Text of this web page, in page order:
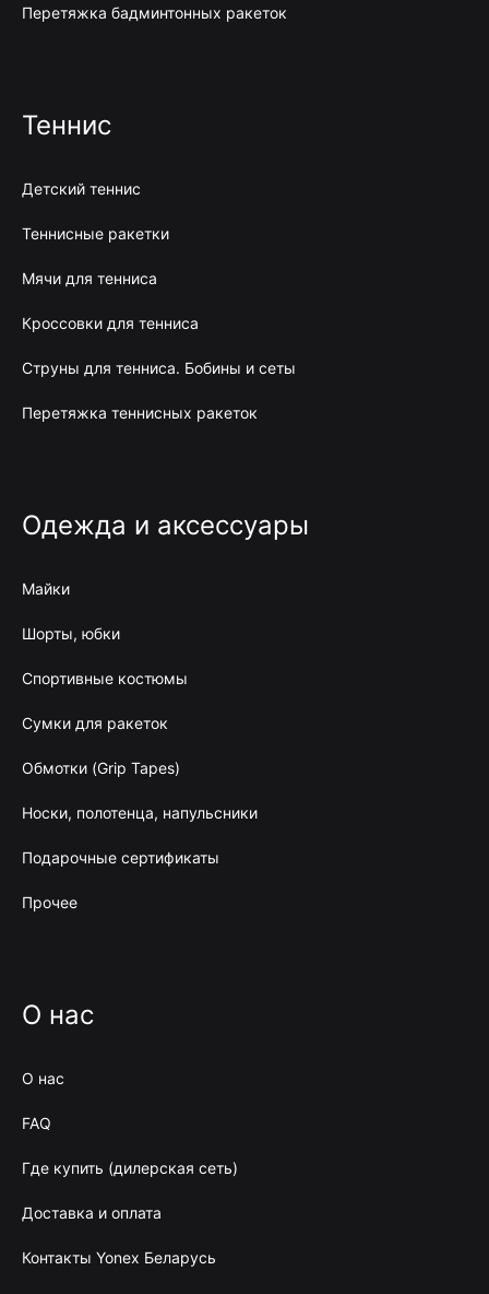
Перетяжка бадминтонных ракеток
Теннис
Детский теннис
Теннисные ракетки
Мячи для тенниса
Кроссовки для тенниса
Струны для тенниса. Бобины и сеты
Перетяжка теннисных ракеток
Одежда и аксессуары
Майки
Шорты, юбки
Спортивные костюмы
Сумки для ракеток
Обмотки (Grip Tapes)
Носки, полотенца, напульсники
Подарочные сертификаты
Прочее
О нас
О нас
FAQ
Где купить (дилерская сеть)
Доставка и оплата
Контакты Yonex Беларусь